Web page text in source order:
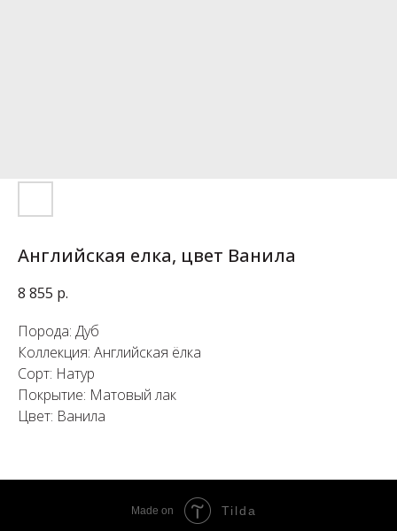
Английская елка, цвет Ванила
8 855 р.
Порода: Дуб
Коллекция: Английская ёлка
Сорт: Натур
Покрытие: Матовый лак
Цвет: Ванила
Made on Tilda